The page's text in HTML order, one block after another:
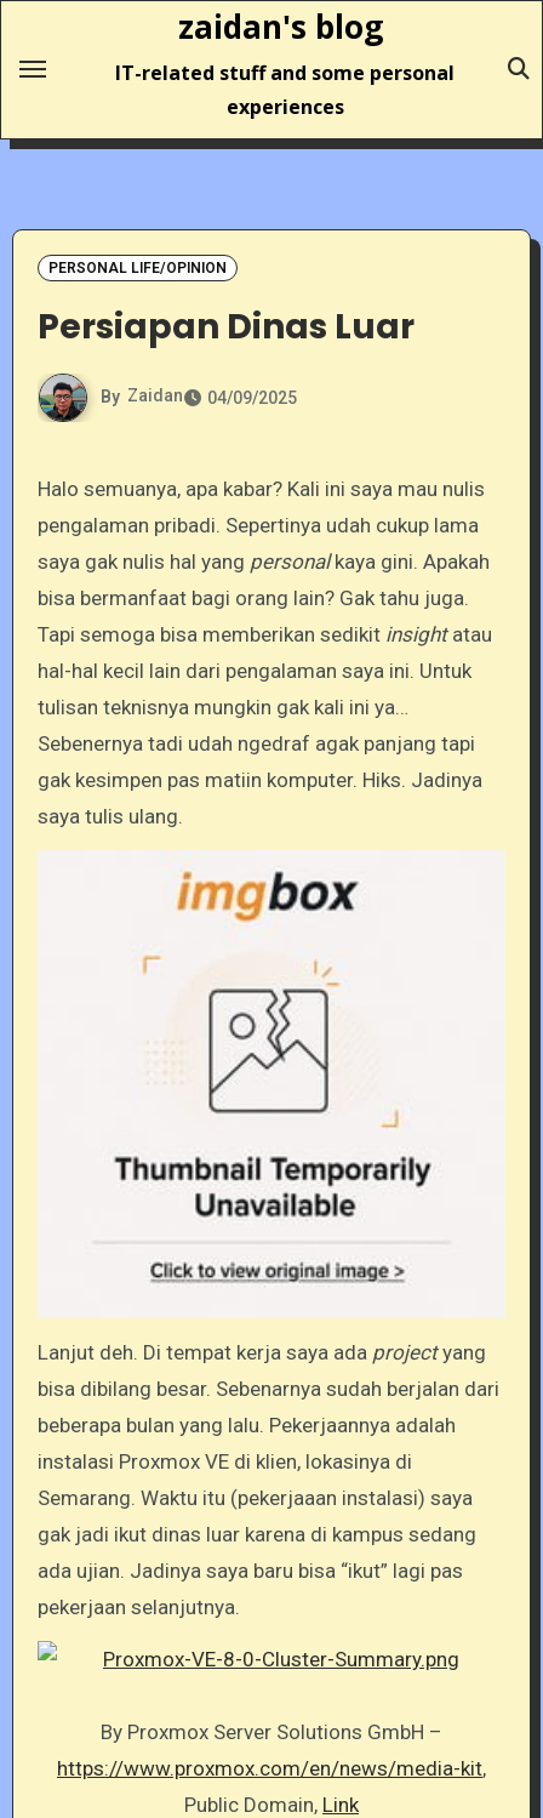
content
zaidan's blog
IT-related stuff and some personal
experiences
PERSONAL LIFE/OPINION
Persiapan Dinas Luar
By Zaidan 04/09/2025
Halo semuanya, apa kabar? Kali ini saya mau nulis
pengalaman pribadi. Sepertinya udah cukup lama
saya gak nulis hal yang personalkaya gini. Apakah
bisa bermanfaat bagi orang lain? Gak tahu juga.
Tapi semoga bisa memberikan sedikit insightatau
hal-hal kecil lain dari pengalaman saya ini. Untuk
tulisan teknisnya mungkin gak kali ini ya…
Sebenernya tadi udah ngedraf agak panjang tapi
gak kesimpen pas matiin komputer. Hiks. Jadinya
saya tulis ulang.
Lanjut deh. Di tempat kerja saya ada projectyang
bisa dibilang besar. Sebenarnya sudah berjalan dari
beberapa bulan yang lalu. Pekerjaannya adalah
instalasi Proxmox VE di klien, lokasinya di
Semarang. Waktu itu (pekerjaaan instalasi) saya
gak jadi ikut dinas luar karena di kampus sedang
ada ujian. Jadinya saya baru bisa “ikut” lagi pas
pekerjaan selanjutnya.
By Proxmox Server Solutions GmbH –
https://www.proxmox.com/en/news/media-kit,
Public Domain, Link